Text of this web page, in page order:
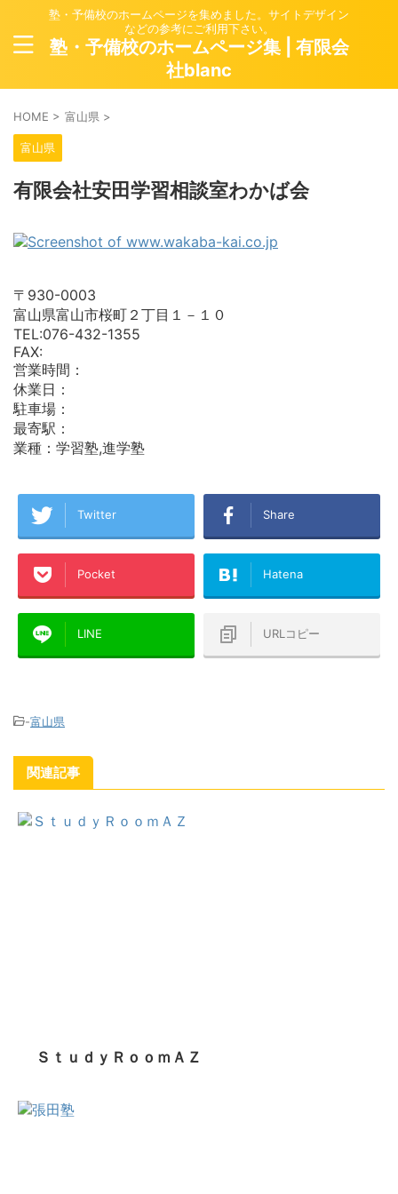
塾・予備校のホームページを集めました。サイトデザイン
などの参考にご利用下さい。
塾・予備校のホームページ集 | 有限会
社blanc
HOME > 富山県 >
富山県
有限会社安田学習相談室わかば会
〒930-0003
富山県富山市桜町２丁目１－１０
TEL:076-432-1355
FAX:
営業時間：
休業日：
駐車場：
最寄駅：
業種：学習塾,進学塾
Twitter Share
Pocket Hatena
LINE URLコピー
-富山県
関連記事
ＳｔｕｄｙＲｏｏｍＡＺ